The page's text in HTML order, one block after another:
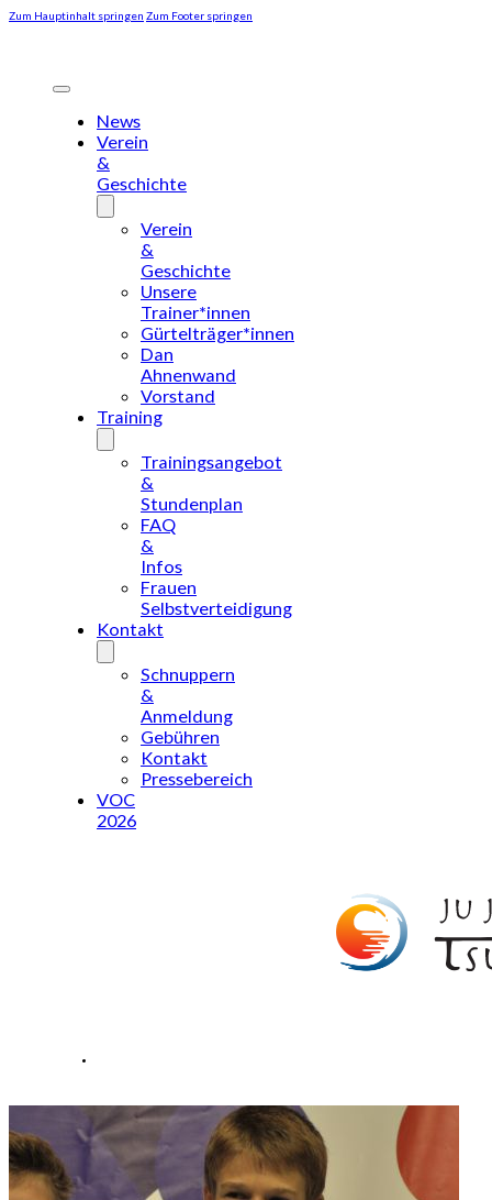
Zum Hauptinhalt springen Zum Footer springen
News
Verein
&
Geschichte
Verein
&
Geschichte
Unsere
Trainer*innen
Gürtelträger*innen
Dan
Ahnenwand
Vorstand
Training
Trainingsangebot
&
Stundenplan
FAQ
&
Infos
Frauen
Selbstverteidigung
Kontakt
Schnuppern
&
Anmeldung
Gebühren
Kontakt
Pressebereich
VOC
2026